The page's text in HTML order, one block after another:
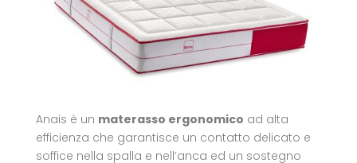
Anais è un materasso ergonomico ad alta
efficienza che garantisce un contatto delicato e
soffice nella spalla e nell’anca ed un sostegno